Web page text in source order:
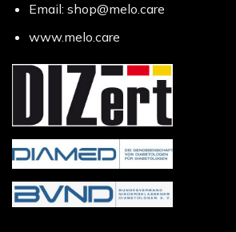
Email: shop@melo.care
www.melo.care